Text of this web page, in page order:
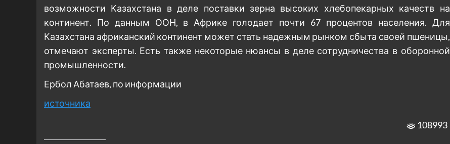
возможности Казахстана в деле поставки зерна высоких хлебопекарных качеств на
континент. По данным ООН, в Африке голодает почти 67 процентов населения. Для
Казахстана африканский континент может стать надежным рынком сбыта своей пшеницы,
отмечают эксперты. Есть также некоторые нюансы в деле сотрудничества в оборонной
промышленности.
Ербол Абатаев, по информации
источника
108993